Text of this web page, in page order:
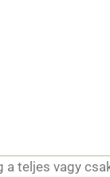
teljes vagy